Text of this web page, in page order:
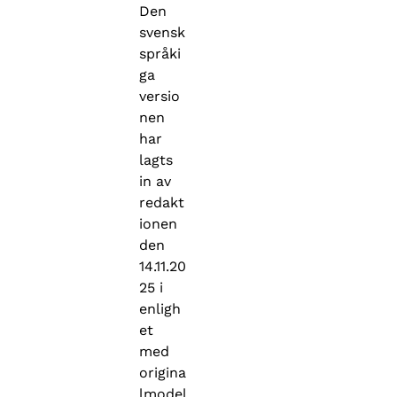
Den
svensk
språki
ga
versio
nen
har
lagts
in av
redakt
ionen
den
14.11.20
25 i
enligh
et
med
origina